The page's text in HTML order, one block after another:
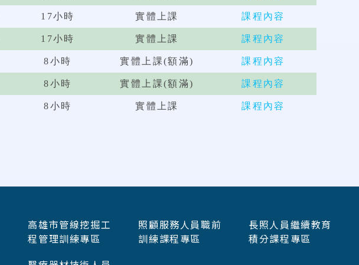
17小時 實體上課 課程內容
17小時 實體上課 課程內容
8小時 實體上課(額滿) 課程內容
8小時 實體上課(額滿) 課程內容
8小時 實體上課 課程內容
高雄市管線挖掘工
程管理訓練專區
照顧服務人員職前
訓練課程專區
長照人員繼續教育
積分課程專區